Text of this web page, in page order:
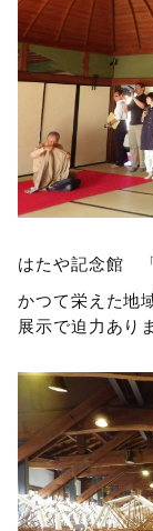
はたや記念館
かつて栄えた地
展示で迫力あり